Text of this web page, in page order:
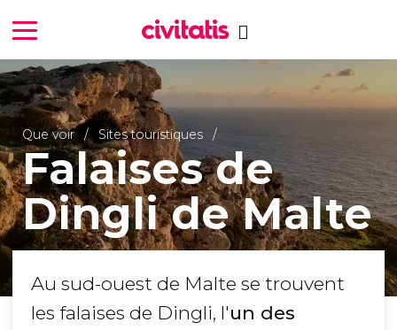
Que voir Sites touristiques
Falaises de
Dingli de Malte
Au sud-ouest de Malte se trouvent
les falaises de Dingli, l'un des